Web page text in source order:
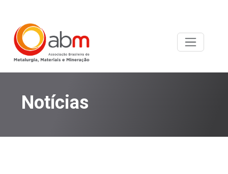
Notícias